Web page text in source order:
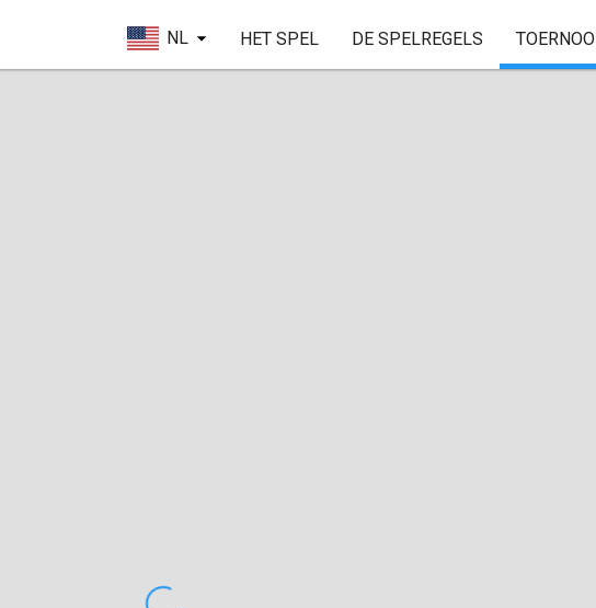
NL HET SPEL DE SPELREGELS